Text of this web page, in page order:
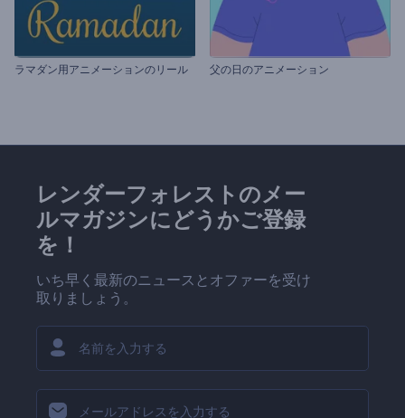
ラマダン用アニメーションのリール 父の日のアニメーション
レンダーフォレストのメー
ルマガジンにどうかご登録
を！
いち早く最新のニュースとオファーを受け
取りましょう。